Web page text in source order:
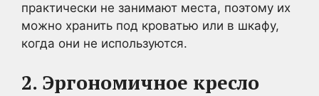
практически не занимают места, поэтому их
можно хранить под кроватью или в шкафу,
когда они не используются.
2. Эргономичное кресло